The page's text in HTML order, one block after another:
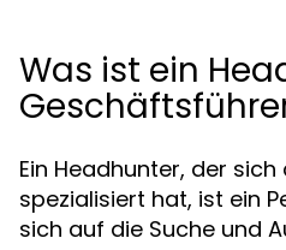
Was ist ein
Ein Headhunter, der
spezialisiert hat, ist ein
sich auf die Suche und